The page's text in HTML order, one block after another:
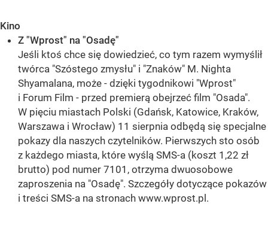
Kino
Z "Wprost" na "Osadę"
Jeśli ktoś chce się dowiedzieć, co tym razem wymyślił
twórca "Szóstego zmysłu" i "Znaków" M. Nighta
Shyamalana, może - dzięki tygodnikowi "Wprost"
i Forum Film - przed premierą obejrzeć film "Osada".
W pięciu miastach Polski (Gdańsk, Katowice, Kraków,
Warszawa i Wrocław) 11 sierpnia odbędą się specjalne
pokazy dla naszych czytelników. Pierwszych sto osób
z każdego miasta, które wyślą SMS-a (koszt 1,22 zł
brutto) pod numer 7101, otrzyma dwuosobowe
zaproszenia na "Osadę". Szczegóły dotyczące pokazów
i treści SMS-a na stronach www.wprost.pl.